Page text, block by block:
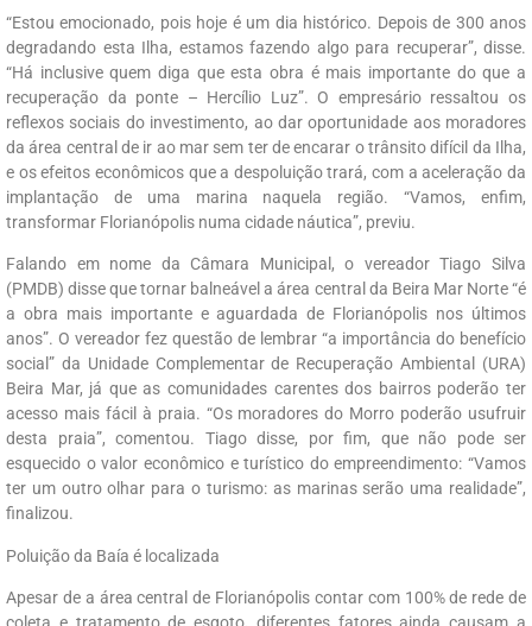
“Estou emocionado, pois hoje é um dia histórico. Depois de 300 anos
degradando esta Ilha, estamos fazendo algo para recuperar”, disse.
“Há inclusive quem diga que esta obra é mais importante do que a
recuperação da ponte – Hercílio Luz”. O empresário ressaltou os
reflexos sociais do investimento, ao dar oportunidade aos moradores
da área central de ir ao mar sem ter de encarar o trânsito difícil da Ilha,
e os efeitos econômicos que a despoluição trará, com a aceleração da
implantação de uma marina naquela região. “Vamos, enfim,
transformar Florianópolis numa cidade náutica”, previu.
Falando em nome da Câmara Municipal, o vereador Tiago Silva
(PMDB) disse que tornar balneável a área central da Beira Mar Norte “é
a obra mais importante e aguardada de Florianópolis nos últimos
anos”. O vereador fez questão de lembrar “a importância do benefício
social” da Unidade Complementar de Recuperação Ambiental (URA)
Beira Mar, já que as comunidades carentes dos bairros poderão ter
acesso mais fácil à praia. “Os moradores do Morro poderão usufruir
desta praia”, comentou. Tiago disse, por fim, que não pode ser
esquecido o valor econômico e turístico do empreendimento: “Vamos
ter um outro olhar para o turismo: as marinas serão uma realidade”,
finalizou.
Poluição da Baía é localizada
Apesar de a área central de Florianópolis contar com 100% de rede de